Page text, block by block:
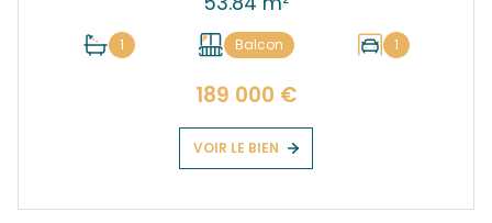
1 Balcon 1
189 000 €
VOIR LE BIEN